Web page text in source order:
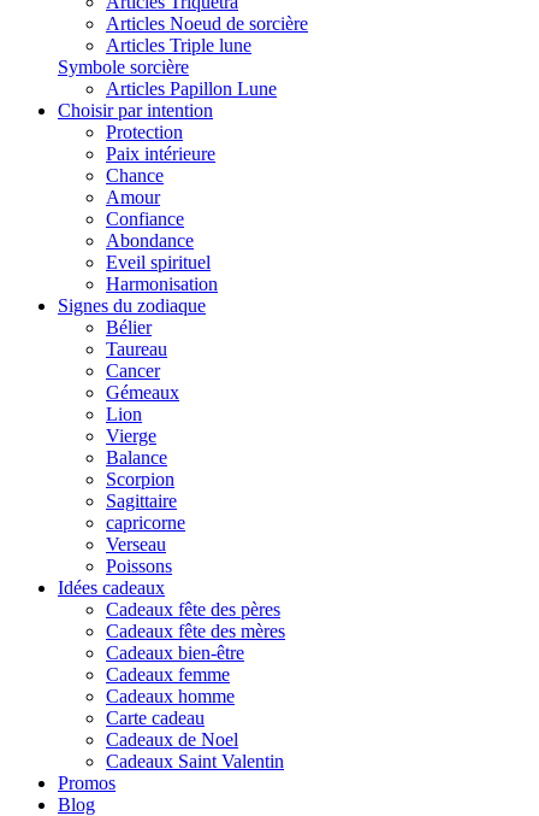
Articles Noeud de sorcière
Articles Triple lune
Symbole sorcière
Articles Papillon Lune
Choisir par intention
Protection
Paix intérieure
Chance
Amour
Confiance
Abondance
Eveil spirituel
Harmonisation
Signes du zodiaque
Bélier
Taureau
Cancer
Gémeaux
Lion
Vierge
Balance
Scorpion
Sagittaire
capricorne
Verseau
Poissons
Idées cadeaux
Cadeaux fête des pères
Cadeaux fête des mères
Cadeaux bien-être
Cadeaux femme
Cadeaux homme
Carte cadeau
Cadeaux de Noel
Cadeaux Saint Valentin
Promos
Blog